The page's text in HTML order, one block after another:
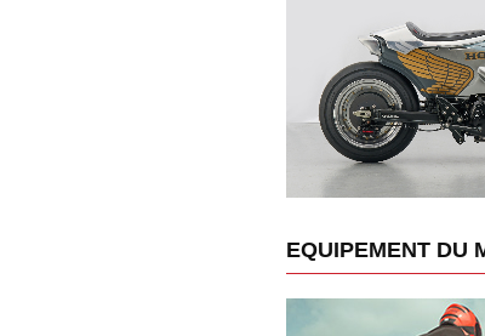
EQUIPEMENT DU